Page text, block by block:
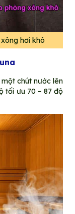
hơi khô
chút nước lên
tối ưu 70 – 87 độ